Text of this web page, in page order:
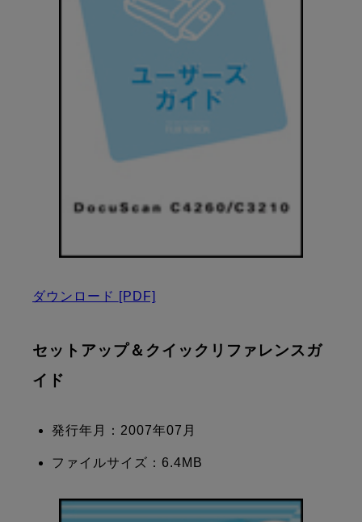
ダウンロード [PDF]
セットアップ＆クイックリファレンスガ
イド
発行年月：2007年07月
ファイルサイズ：6.4MB